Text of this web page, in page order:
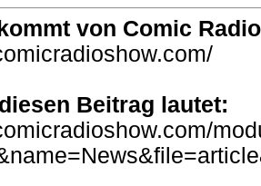
von Comic
Beitrag lautet: